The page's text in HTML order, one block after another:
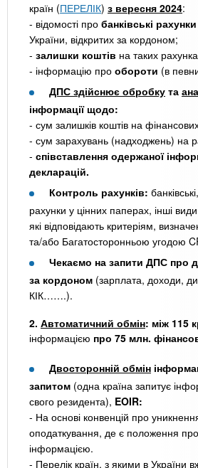
країн (ПЕРЕЛІК) з вересня 2024:
- відомості про банківські рахунки
України, відкритих за кордоном;
- залишки коштів на таких
- інформацію про обороти (в
ДПС здійснює обробку та
інформації щодо:
- сум залишків коштів на
- сум зарахувань (надходжень) на
- співставлення одержаної
декларацій.
Контроль рахунків:
рахунки у цінних паперах, інші
які відповідають критеріям,
та/або Багатосторонньою угодою
Чекаємо на запити ДПС про
за кордоном (зарплата, доходи,
КІК…….).
2. Автоматичний обмін: між 115
інформацією про 75 млн.
Двосторонній обмін
запитом (одна країна запитує
свого резидента), EOIR:
- На основі конвенцій про
оподаткування, де є положення
інформацією.
- Перелік країн, з якими в України